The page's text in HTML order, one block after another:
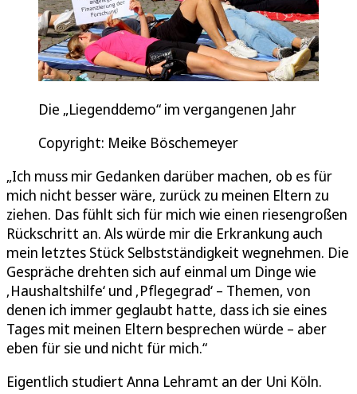
Die „Liegenddemo“ im vergangenen Jahr
Copyright: Meike Böschemeyer
„Ich muss mir Gedanken darüber machen, ob es für
mich nicht besser wäre, zurück zu meinen Eltern zu
ziehen. Das fühlt sich für mich wie einen riesengroßen
Rückschritt an. Als würde mir die Erkrankung auch
mein letztes Stück Selbstständigkeit wegnehmen. Die
Gespräche drehten sich auf einmal um Dinge wie
‚Haushaltshilfe‘ und ‚Pflegegrad‘ – Themen, von
denen ich immer geglaubt hatte, dass ich sie eines
Tages mit meinen Eltern besprechen würde – aber
eben für sie und nicht für mich.“
Eigentlich studiert Anna Lehramt an der Uni Köln.